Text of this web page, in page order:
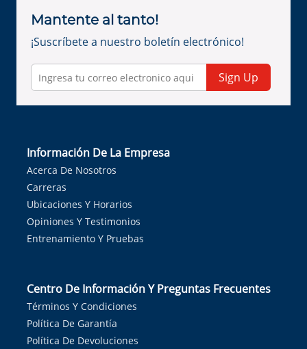
Mantente al tanto!
¡Suscríbete a nuestro boletín electrónico!
Sign Up
Información De La Empresa
Acerca De Nosotros
Carreras
Ubicaciones Y Horarios
Opiniones Y Testimonios
Entrenamiento Y Pruebas
Centro De Información Y Preguntas Frecuentes
Términos Y Condiciones
Política De Garantía
Política De Devoluciones